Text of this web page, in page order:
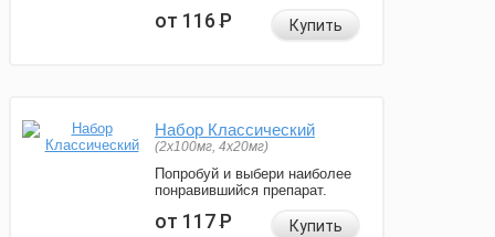
от 116Р Купить
Набор Классический
(2x100мг, 4x20мг)
Попробуй и выбери наиболее
понравившийся препарат.
от 117Р Купить